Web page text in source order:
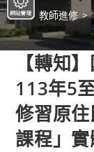
> 教師進修 >
【轉知
113年5
修習原
課程」